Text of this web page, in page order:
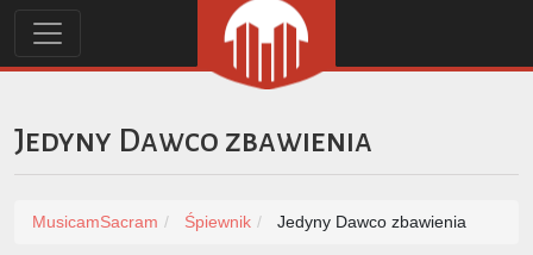
Jedyny Dawco zbawienia
MusicamSacram Śpiewnik Jedyny Dawco zbawienia